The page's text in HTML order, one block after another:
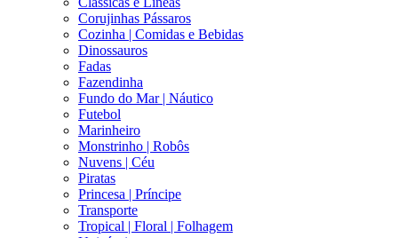
Corujinhas Pássaros
Cozinha | Comidas e Bebidas
Dinossauros
Fadas
Fazendinha
Fundo do Mar | Náutico
Futebol
Marinheiro
Monstrinho | Robôs
Nuvens | Céu
Piratas
Princesa | Príncipe
Transporte
Tropical | Floral | Folhagem